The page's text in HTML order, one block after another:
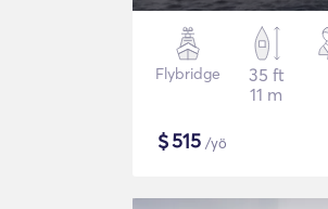
Flybridge
35 ft
11 m
$515 /yö